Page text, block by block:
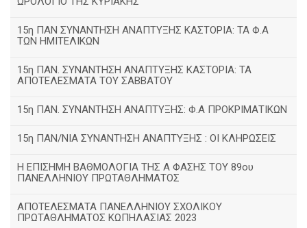
15η ΠΑΝ ΣΥΝΑΝΤΗΣΗ ΑΝΑΠΤΥΞΗΣ ΚΑΣΤΟΡΙΑ: ΤΑ Φ.Α
ΤΩΝ ΗΜΙΤΕΛΙΚΩΝ
15η ΠΑΝ. ΣΥΝΑΝΤΗΣΗ ΑΝΑΠΤΥΞΗΣ ΚΑΣΤΟΡΙΑ: ΤΑ
ΑΠΟΤΕΛΕΣΜΑΤΑ ΤΟΥ ΣΑΒΒΑΤΟΥ
15η ΠΑΝ. ΣΥΝΑΝΤΗΣΗ ΑΝΑΠΤΥΞΗΣ: Φ.Α ΠΡΟΚΡΙΜΑΤΙΚΩΝ
15η ΠΑΝ/ΝΙΑ ΣΥΝΑΝΤΗΣΗ ΑΝΑΠΤΥΞΗΣ : ΟΙ ΚΛΗΡΩΣΕΙΣ
Η ΕΠΙΣΗΜΗ ΒΑΘΜΟΛΟΓΙΑ ΤΗΣ Α ΦΑΣΗΣ ΤΟΥ 89ου
ΠΑΝΕΛΛΗΝΙΟΥ ΠΡΩΤΑΘΛΗΜΑΤΟΣ
ΑΠΟΤΕΛΕΣΜΑΤΑ ΠΑΝΕΛΛΗΝΙΟΥ ΣΧΟΛΙΚΟΥ
ΠΡΩΤΑΘΛΗΜΑΤΟΣ ΚΩΠΗΛΑΣΙΑΣ 2023